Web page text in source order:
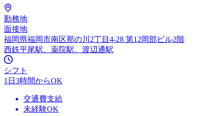
勤務地
面接地
福岡県福岡市南区那の川2丁目4-28 第12岡部ビル2階
西鉄平尾駅、薬院駅、渡辺通駅
シフト
1日3時間からOK
交通費支給
未経験OK